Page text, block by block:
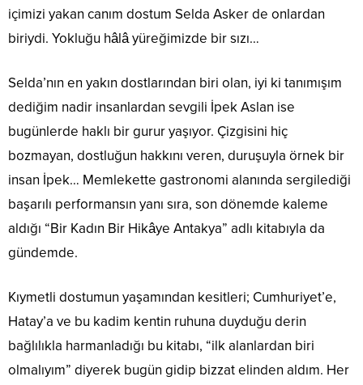
içimizi yakan canım dostum Selda Asker de onlardan
biriydi. Yokluğu hâlâ yüreğimizde bir sızı…
Selda’nın en yakın dostlarından biri olan, iyi ki tanımışım
dediğim nadir insanlardan sevgili İpek Aslan ise
bugünlerde haklı bir gurur yaşıyor. Çizgisini hiç
bozmayan, dostluğun hakkını veren, duruşuyla örnek bir
insan İpek… Memlekette gastronomi alanında sergilediği
başarılı performansın yanı sıra, son dönemde kaleme
aldığı “Bir Kadın Bir Hikâye Antakya” adlı kitabıyla da
gündemde.
Kıymetli dostumun yaşamından kesitleri; Cumhuriyet’e,
Hatay’a ve bu kadim kentin ruhuna duyduğu derin
bağlılıkla harmanladığı bu kitabı, “ilk alanlardan biri
olmalıyım” diyerek bugün gidip bizzat elinden aldım. Her